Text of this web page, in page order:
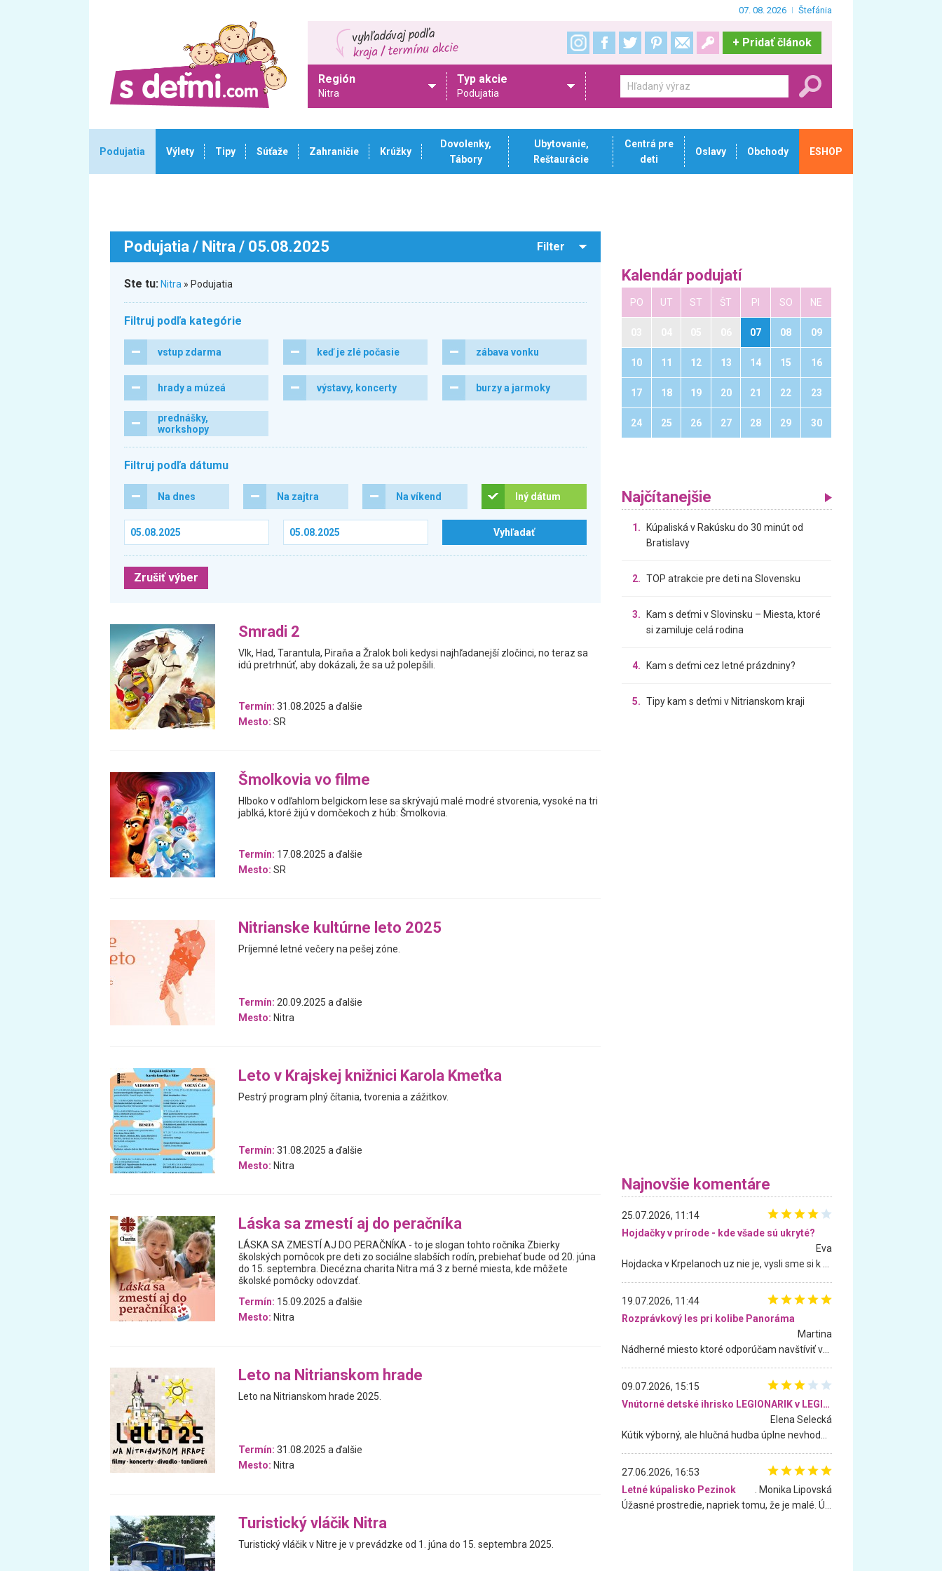
07. 08. 2026 Štefánia
+ Pridať článok
Región
Nitra
Typ akcie
Podujatia
Podujatia Výlety Tipy Súťaže Zahraničie Krúžky
Dovolenky,
Tábory
Ubytovanie,
Reštaurácie
Centrá pre
deti
Oslavy Obchody ESHOP
Podujatia / Nitra / 05.08.2025 Filter
Ste tu: Nitra » Podujatia
Filtruj podľa kategórie
vstup zdarma keď je zlé počasie zábava vonku
hrady a múzeá výstavy, koncerty burzy a jarmoky
prednášky,
workshopy
Filtruj podľa dátumu
Na dnes Na zajtra Na víkend Iný dátum
Zrušiť výber
Smradi 2
Vlk, Had, Tarantula, Piraňa a Žralok boli kedysi najhľadanejší zločinci, no teraz sa
idú pretrhnúť, aby dokázali, že sa už polepšili.
Termín: 31.08.2025 a ďalšie
Mesto: SR
Šmolkovia vo filme
Hlboko v odľahlom belgickom lese sa skrývajú malé modré stvorenia, vysoké na tri
jablká, ktoré žijú v domčekoch z húb: Šmolkovia.
Termín: 17.08.2025 a ďalšie
Mesto: SR
Nitrianske kultúrne leto 2025
Príjemné letné večery na pešej zóne.
Termín: 20.09.2025 a ďalšie
Mesto: Nitra
Leto v Krajskej knižnici Karola Kmeťka
Pestrý program plný čítania, tvorenia a zážitkov.
Termín: 31.08.2025 a ďalšie
Mesto: Nitra
Láska sa zmestí aj do peračníka
LÁSKA SA ZMESTÍ AJ DO PERAČNÍKA - to je slogan tohto ročníka Zbierky
školských pomôcok pre deti zo sociálne slabších rodín, prebiehať bude od 20. júna
do 15. septembra. Diecézna charita Nitra má 3 z berné miesta, kde môžete
školské pomôcky odovzdať.
Termín: 15.09.2025 a ďalšie
Mesto: Nitra
Leto na Nitrianskom hrade
Leto na Nitrianskom hrade 2025.
Termín: 31.08.2025 a ďalšie
Mesto: Nitra
Turistický vláčik Nitra
Turistický vláčik v Nitre je v prevádzke od 1. júna do 15. septembra 2025.
Kalendár podujatí
PO UT ST ŠT PI SO NE
07 08 09
10 11 12 13 14 15 16
17 18 19 20 21 22 23
24 25 26 27 28 29 30
Najčítanejšie
1.
Kúpaliská v Rakúsku do 30 minút od
Bratislavy
2. TOP atrakcie pre deti na Slovensku
3.
Kam s deťmi v Slovinsku – Miesta, ktoré
si zamiluje celá rodina
4. Kam s deťmi cez letné prázdniny?
5. Tipy kam s deťmi v Nitrianskom kraji
Najnovšie komentáre
25.07.2026, 11:14
Hojdačky v prírode - kde všade sú ukryté?
Eva
19.07.2026, 11:44
Rozprávkový les pri kolibe Panoráma
Martina
09.07.2026, 15:15
Vnútorné detské ihrisko LEGIONARIK v LEGIA Fitness
Elena Selecká
27.06.2026, 16:53
Letné kúpalisko Pezinok
. Monika Lipovská